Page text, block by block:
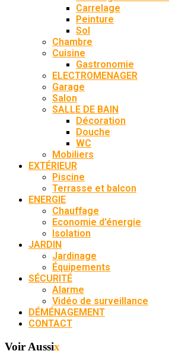
Carrelage
Peinture
Sol
Chambre
Cuisine
Gastronomie
ELECTROMENAGER
Garage
Salon
SALLE DE BAIN
Décoration
Douche
WC
Mobiliers
EXTÉRIEUR
Piscine
Terrasse et balcon
ENERGIE
Chauffage
Economie d’énergie
Isolation
JARDIN
Jardinage
Équipements
SÉCURITÉ
Alarme
Vidéo de surveillance
DÉMÉNAGEMENT
CONTACT
Voir Aussix